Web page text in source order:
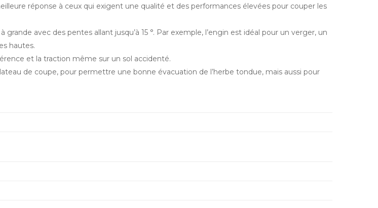
réponse à ceux qui exigent une qualité et des performances élevées pour couper les
avec des pentes allant jusqu’à 15 °. Par exemple, l’engin est idéal pour un verger, un
hautes.
et la traction même sur un sol accidenté.
de coupe, pour permettre une bonne évacuation de l’herbe tondue, mais aussi pour